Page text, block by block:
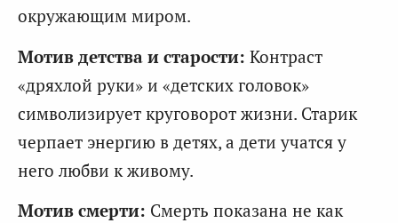
окружающим миром.
Мотив детства и старости: Контраст
«дряхлой руки» и «детских головок»
символизирует круговорот жизни. Старик
черпает энергию в детях, а дети учатся у
него любви к живому.
Мотив смерти: Смерть показана не как